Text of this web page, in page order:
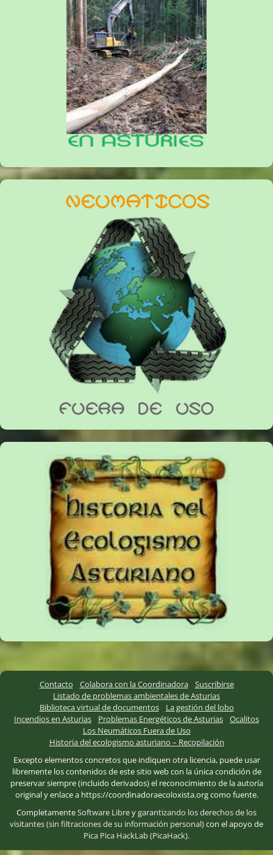
Contacto Colabora con la Coordinadora
Suscribirse
Listado de problemas ambientales de Asturias
Biblioteca virtual de documentos
La gestión del lobo
Incendios en Asturias
Problemas Energéticos de Asturias
Ocalitos
Los Neumáticos Fuera de Uso
Historia del ecologismo asturiano – Recopilación
Excepto elementos concretos que indiquen otra licencia, puede usar
libremente los contenidos de este sitio web con la única condición de
preservar siempre (incluido derivados) el reconocimiento de la autoría
original y enlace a https://coordinadoraecoloxista.org como fuente.
CompletamenteSoftware Libreygarantizando los derechos de los
visitantes (sin filtraciones de su información personal)con el apoyo de
Pica Pica HackLab (PicaHack).